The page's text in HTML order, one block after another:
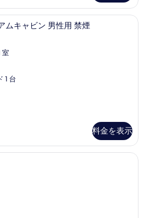
ムキャビン 男性用 禁煙
室
1 台
料金を表示